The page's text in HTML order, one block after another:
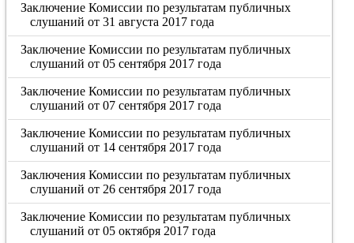
Заключение Комиссии по результатам публичных
слушаний от 31 августа 2017 года
Заключение Комиссии по результатам публичных
слушаний от 05 сентября 2017 года
Заключение Комиссии по результатам публичных
слушаний от 07 сентября 2017 года
Заключение Комиссии по результатам публичных
слушаний от 14 сентября 2017 года
Заключения Комиссии по результатам публичных
слушаний от 26 сентября 2017 года
Заключение Комиссии по результатам публичных
слушаний от 05 октября 2017 года